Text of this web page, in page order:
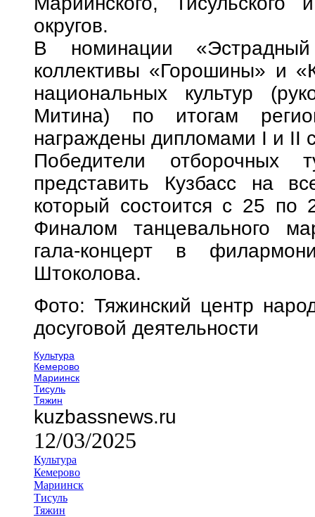
округов.
В номинации «Эстрадный
коллективы «Горошины» и
национальных культур
Митина) по итогам
награждены дипломами I и II
Победители отборочных
представить Кузбасс на
который состоится с 25 по
Финалом танцевального
гала-концерт в
Штоколова.
Фото: Тяжинский центр
досуговой деятельности
Культура
Кемерово
Мариинск
Тисуль
Тяжин
kuzbassnews.ru
12/03/2025
Культура
Кемерово
Мариинск
Тисуль
Тяжин